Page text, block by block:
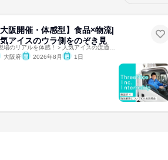
大阪開催・体感型】食品×物流|
気アイスのウラ側をのぞき見
大阪府
2026年8月 1日